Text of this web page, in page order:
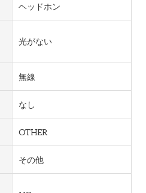
ヘッドホン
光がない
無線
なし
OTHER
その他